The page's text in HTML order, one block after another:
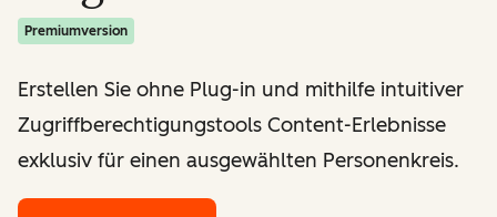
Premiumversion
Erstellen Sie ohne Plug-in und mithilfe intuitiver
Zugriffberechtigungstools Content-Erlebnisse
exklusiv für einen ausgewählten Personenkreis.